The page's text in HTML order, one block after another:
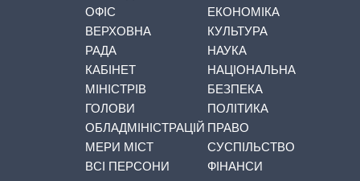
ОФІС
ВЕРХОВНА
РАДА
КАБІНЕТ
МІНІСТРІВ
ГОЛОВИ
ОБЛАДМІНІСТРАЦІЙ
МЕРИ МІСТ
ВСІ ПЕРСОНИ
ЕКОНОМІКА
КУЛЬТУРА
НАУКА
НАЦІОНАЛЬНА
БЕЗПЕКА
ПОЛІТИКА
ПРАВО
СУСПІЛЬСТВО
ФІНАНСИ